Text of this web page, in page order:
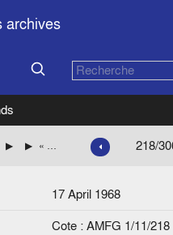
archives
Questions écrites
« Question écrite n° 326/67 de M. Troclet », note de Jochen Thiesing et Paul Leleux 218/
17 April 1968
Cote : AMFG 1/11/218